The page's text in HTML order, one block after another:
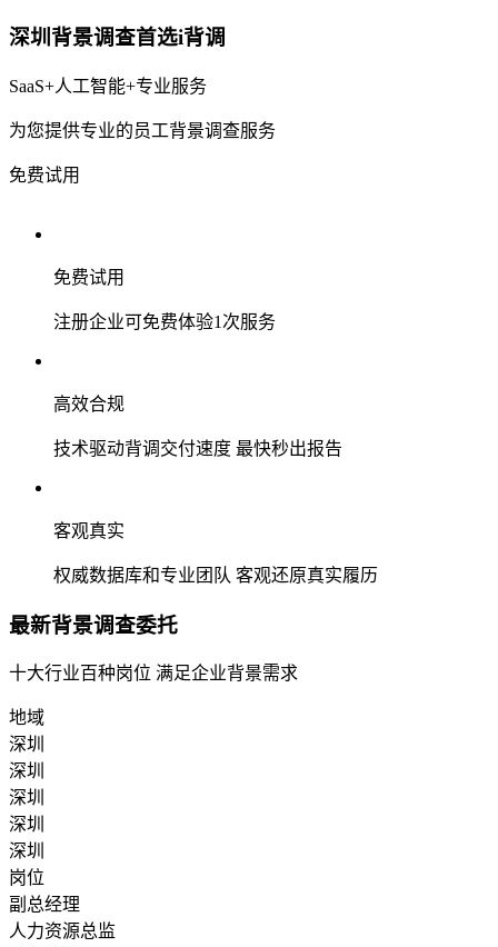
深圳背景调查首选i背调
SaaS+人工智能+专业服务
为您提供专业的员工背景调查服务
免费试用
免费试用
注册企业可免费体验1次服务
高效合规
技术驱动背调交付速度 最快秒出报告
客观真实
权威数据库和专业团队 客观还原真实履历
最新背景调查委托
十大行业百种岗位 满足企业背景需求
地域
深圳
深圳
深圳
深圳
深圳
岗位
副总经理
人力资源总监